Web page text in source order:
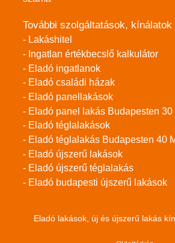
További szolgáltatások, kínálatok
- Lakáshitel
- Ingatlan értékbecslő kalkulátor
- Eladó ingatlanok
- Eladó családi házak
- Eladó panellakások
- Eladó panel lakás Budapesten 30
- Eladó téglalakások
- Eladó téglalakás Budapesten 40
- Eladó újszerű lakások
- Eladó újszerű téglalakás
- Eladó budapesti újszerű lakások
Eladó lakások, új és újszerű lakás